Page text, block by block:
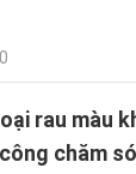
rau màu
chăm